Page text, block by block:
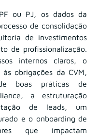
ou PJ, os dados da
de consolidação
de investimentos
de profissionalização.
internos claros, o
obrigações da CVM,
boas práticas de
a estruturação
de leads, um
e o onboarding de
que impactam